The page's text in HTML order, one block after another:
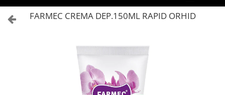
Detergent Rufe Pudra
Detergent Rufe Lichid
Inalbitor & Indepartare Pete
Anticalcar & Igienizante
FARMEC CREMA DEP.150ML RAPID ORHID